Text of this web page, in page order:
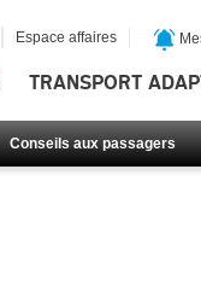
TRANSPORT
Conseils aux passagers
Espace affaires